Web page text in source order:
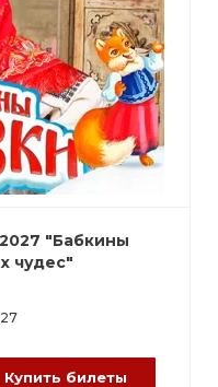
"Бабкины
чудес"
Купить билеты